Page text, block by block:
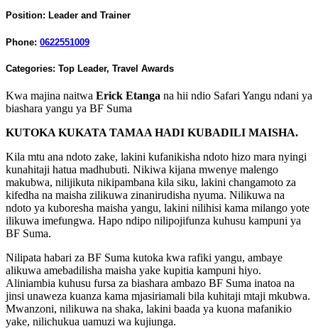
Position: Leader and Trainer
Phone: 0622551009
Categories: Top Leader, Travel Awards
Kwa majina naitwa Erick Etanga na hii ndio Safari Yangu ndani ya
biashara yangu ya BF Suma
KUTOKA KUKATA TAMAA HADI KUBADILI MAISHA.
Kila mtu ana ndoto zake, lakini kufanikisha ndoto hizo mara nyingi
kunahitaji hatua madhubuti. Nikiwa kijana mwenye malengo
makubwa, nilijikuta nikipambana kila siku, lakini changamoto za
kifedha na maisha zilikuwa zinanirudisha nyuma. Nilikuwa na
ndoto ya kuboresha maisha yangu, lakini nilihisi kama milango yote
ilikuwa imefungwa. Hapo ndipo nilipojifunza kuhusu kampuni ya
BF Suma.
Nilipata habari za BF Suma kutoka kwa rafiki yangu, ambaye
alikuwa amebadilisha maisha yake kupitia kampuni hiyo.
Aliniambia kuhusu fursa za biashara ambazo BF Suma inatoa na
jinsi unaweza kuanza kama mjasiriamali bila kuhitaji mtaji mkubwa.
Mwanzoni, nilikuwa na shaka, lakini baada ya kuona mafanikio
yake, nilichukua uamuzi wa kujiunga.